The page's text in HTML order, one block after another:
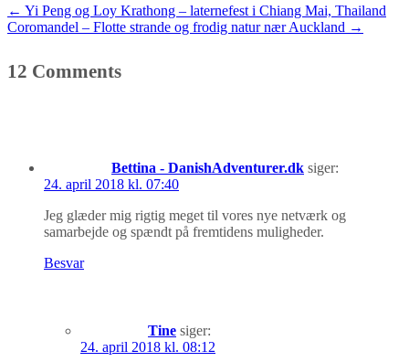
Post
← Yi Peng og Loy Krathong – laternefest i Chiang Mai, Thailand
Coromandel – Flotte strande og frodig natur nær Auckland →
12 Comments
Bettina - DanishAdventurer.dk siger:
24. april 2018 kl. 07:40
Jeg glæder mig rigtig meget til vores nye netværk og
samarbejde og spændt på fremtidens muligheder.
Besvar
Tine siger:
24. april 2018 kl. 08:12